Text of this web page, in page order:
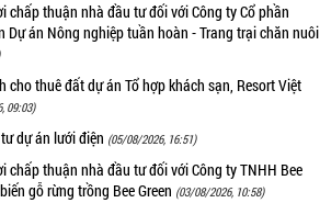
thuận nhà đầu tư đối với Công ty Cổ phần
Dự án Nông nghiệp tuần hoàn - Trang trại chăn nuôi
cho thuê đất dự án Tổ hợp khách sạn, Resort Việt
09:03)
dự án lưới điện (05/08/2026, 16:51)
thuận nhà đầu tư đối với Công ty TNHH Bee
gỗ rừng trồng Bee Green (03/08/2026, 10:58)